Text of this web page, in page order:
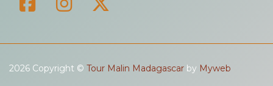
2026 Copyright © Tour Malin Madagascar by Myweb